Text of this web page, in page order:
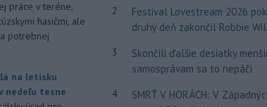
práce v teréne,
hasičmi, ale
potrebnej
na letisku
nedeľu tesne
2
Festival Lovestream 2026
druhý deň zakončil Robbie
3
Skončili ďalšie desiatky
samosprávam sa to nepáči
4
SMRŤ V HORÁCH: V